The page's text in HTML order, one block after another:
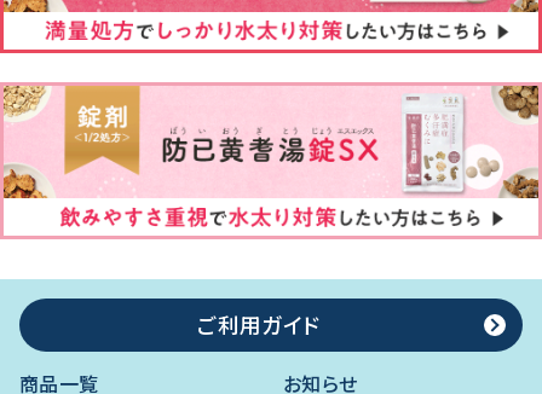
ご利用ガイド
商品一覧 お知らせ